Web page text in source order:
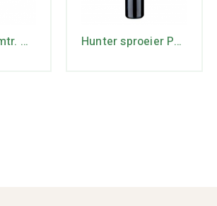
rollengte 50 mtr. max lengte 74 mtr Hunter sproeier PGP-ULTRA-04